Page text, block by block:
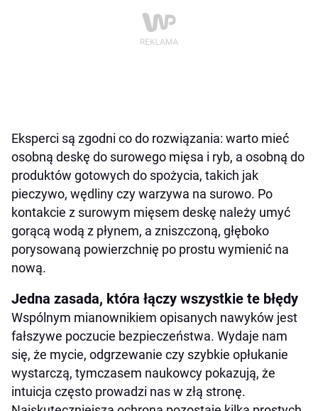
Eksperci są zgodni co do rozwiązania: warto mieć
osobną deskę do surowego mięsa i ryb, a osobną do
produktów gotowych do spożycia, takich jak
pieczywo, wędliny czy warzywa na surowo. Po
kontakcie z surowym mięsem deskę należy umyć
gorącą wodą z płynem, a zniszczoną, głęboko
porysowaną powierzchnię po prostu wymienić na
nową.
Jedna zasada, która łączy wszystkie te błędy
Wspólnym mianownikiem opisanych nawyków jest
fałszywe poczucie bezpieczeństwa. Wydaje nam
się, że mycie, odgrzewanie czy szybkie opłukanie
wystarczą, tymczasem naukowcy pokazują, że
intuicja często prowadzi nas w złą stronę.